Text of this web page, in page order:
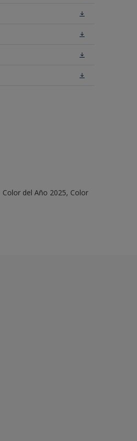
del Año 2025, Color